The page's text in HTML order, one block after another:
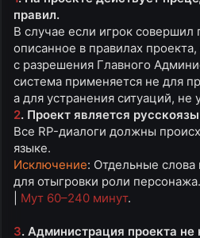
правил.
В случае если игрок совершил
описанное в правилах
с разрешения Главного
система применяется не для
а для устранения ситуаций, не
2. Проект является
Все RP-диалоги должны
языке.
Исключение: Отдельные
для отыгровки роли персонажа.
Мут 60–240 минут.
3. Администрация проекта не